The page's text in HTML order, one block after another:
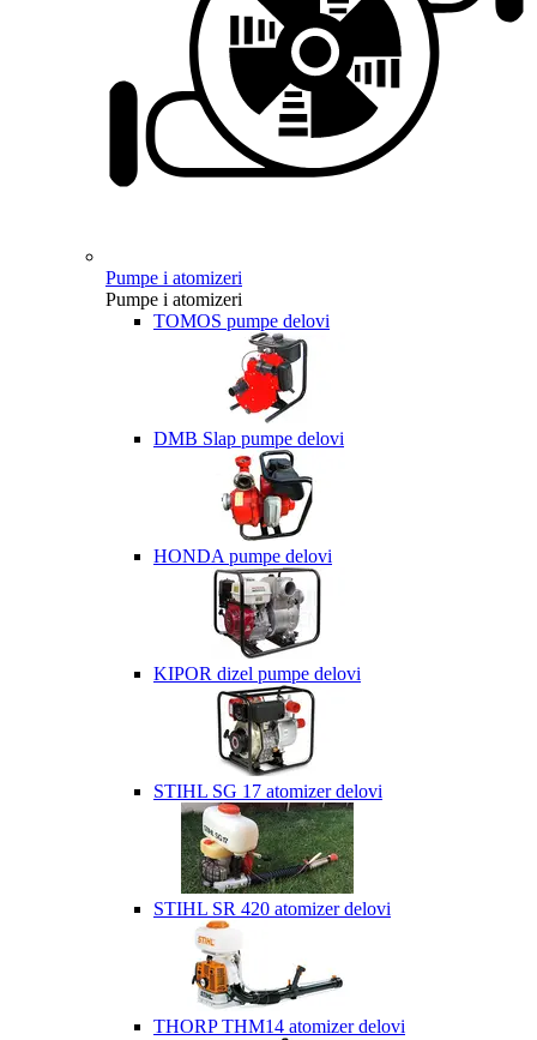
Pumpe i atomizeri
Pumpe i atomizeri
TOMOS pumpe delovi
DMB Slap pumpe delovi
HONDA pumpe delovi
KIPOR dizel pumpe delovi
STIHL SG 17 atomizer delovi
STIHL SR 420 atomizer delovi
THORP THM14 atomizer delovi